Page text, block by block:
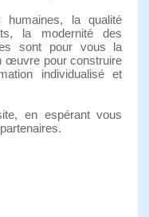
la qualité
la modernité des
sont pour vous la
œuvre pour construire
individualisé et
en espérant vous